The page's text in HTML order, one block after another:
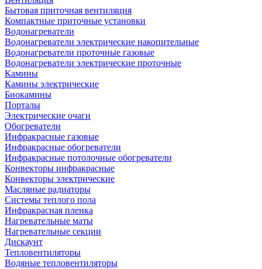
Бытовая приточная вентиляция
Компактные приточные установки
Водонагреватели
Водонагреватели электрические накопительные
Водонагреватели проточные газовые
Водонагреватели электрические проточные
Камины
Камины электрические
Биокамины
Порталы
Электрические очаги
Обогреватели
Инфракрасные газовые
Инфракрасные обогреватели
Инфракрасные потолочные обогреватели
Конвекторы инфракрасные
Конвекторы электрические
Масляные радиаторы
Системы теплого пола
Инфракрасная пленка
Нагревательные маты
Нагревательные секции
Дискаунт
Тепловентиляторы
Водяные тепловентиляторы